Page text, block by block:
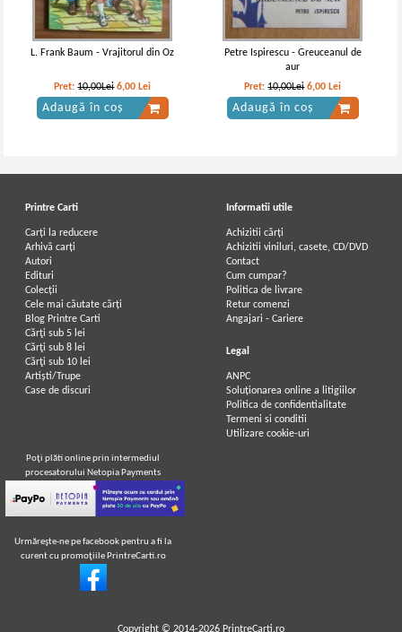
L. Frank Baum - Vrajitorul din Oz
Pret:10,00Lei 6,00 Lei
Adaugă în coș
Petre Ispirescu - Greuceanul de
aur
Pret:10,00Lei 6,00 Lei
Adaugă în coș
Printre Carti
Carți la reducere
Arhivă carți
Autori
Edituri
Colecții
Cele mai căutate cărți
Blog Printre Carti
Cărţi sub 5 lei
Cărţi sub 8 lei
Cărţi sub 10 lei
Artiști/Trupe
Case de discuri
Informatii utile
Achizitii cărți
Achizitii viniluri, casete, CD/DVD
Contact
Cum cumpar?
Politica de livrare
Retur comenzi
Angajari - Cariere
Legal
ANPC
Soluționarea online a litigiilor
Politica de confidentialitate
Termeni si conditii
Utilizare cookie-uri
Poţi plăti online prin intermediul
procesatorului Netopia Payments
Urmăreşte-ne pe facebook pentru a fi la
curent cu promoţiile PrintreCarti.ro
Copyright © 2014-2026 PrintreCarti.ro